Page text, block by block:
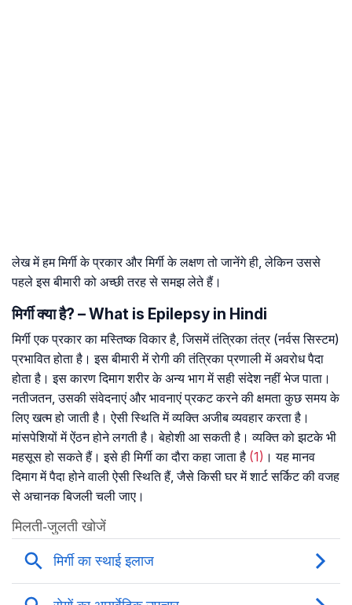
लेख में हम मिर्गी के प्रकार और मिर्गी के लक्षण तो जानेंगे ही, लेकिन उससे
पहले इस बीमारी को अच्छी तरह से समझ लेते हैं।
मिर्गी क्या है? – What is Epilepsy in Hindi
मिर्गी एक प्रकार का मस्तिष्क विकार है, जिसमें तंत्रिका तंत्र (नर्वस सिस्टम)
प्रभावित होता है। इस बीमारी में रोगी की तंत्रिका प्रणाली में अवरोध पैदा
होता है। इस कारण दिमाग शरीर के अन्य भाग में सही संदेश नहीं भेज पाता।
नतीजतन, उसकी संवेदनाएं और भावनाएं प्रकट करने की क्षमता कुछ समय के
लिए खत्म हो जाती है। ऐसी स्थिति में व्यक्ति अजीब व्यवहार करता है।
मांसपेशियों में ऐंठन होने लगती है। बेहोशी आ सकती है। व्यक्ति को झटके भी
महसूस हो सकते हैं। इसे ही मिर्गी का दौरा कहा जाता है (1) । यह मानव
दिमाग में पैदा होने वाली ऐसी स्थिति हैं, जैसे किसी घर में शार्ट सर्किट की वजह
से अचानक बिजली चली जाए।